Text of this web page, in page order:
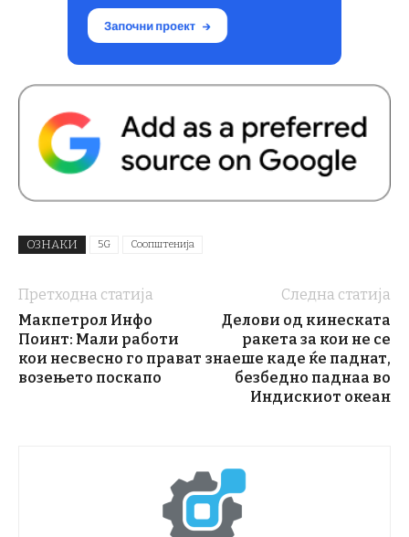
ОЗНАКИ 5G Соопштенија
Претходна статија
Макпетрол Инфо
Поинт: Мали работи
кои несвесно го прават
возењето поскапо
Следна статија
Делови од кинеската
ракета за кои не се
знаеше каде ќе паднат,
безбедно паднаа во
Индискиот океан